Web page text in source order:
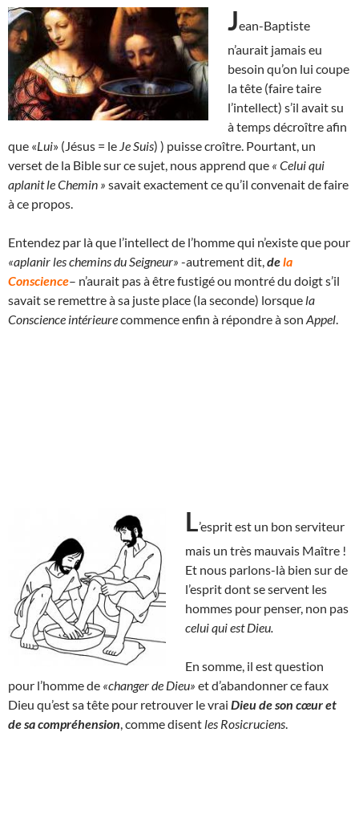
Jean-Baptiste
n’aurait jamais eu
besoin qu’on lui coupe
la tête (faire taire
l’intellect) s’il avait su
à temps décroître afin
que «Lui» (Jésus = le Je Suis) ) puisse croître. Pourtant, un
verset de la Bible sur ce sujet, nous apprend que « Celui qui
aplanit le Chemin » savait exactement ce qu’il convenait de faire
à ce propos.
Entendez par là que l’intellect de l’homme qui n’existe que pour
«aplanir les chemins du Seigneur» -autrement dit, dela
Conscience– n’aurait pas à être fustigé ou montré du doigt s’il
savait se remettre à sa juste place (la seconde) lorsque la
Conscience intérieurecommence enfin à répondre à son Appel
L’esprit est un bon serviteur
mais un très mauvais Maître !
Et nous parlons-là bien sur de
l’esprit dont se servent les
hommes pour penser, non pas
celui qui est Dieu.
En somme, il est question
pour l’homme de «changer de Dieu» et d’abandonner ce faux
Dieu qu’est sa tête pour retrouver le vrai Dieu de son cœur et
de sa compréhension , comme disent les Rosicruciens